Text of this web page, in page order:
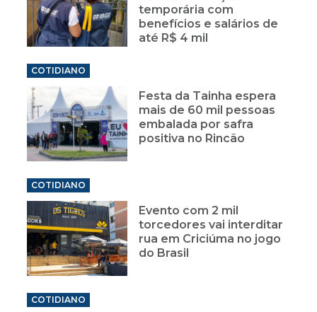
temporária com
benefícios e salários de
até R$ 4 mil
COTIDIANO
Festa da Tainha espera
mais de 60 mil pessoas
embalada por safra
positiva no Rincão
COTIDIANO
Evento com 2 mil
torcedores vai interditar
rua em Criciúma no jogo
do Brasil
COTIDIANO